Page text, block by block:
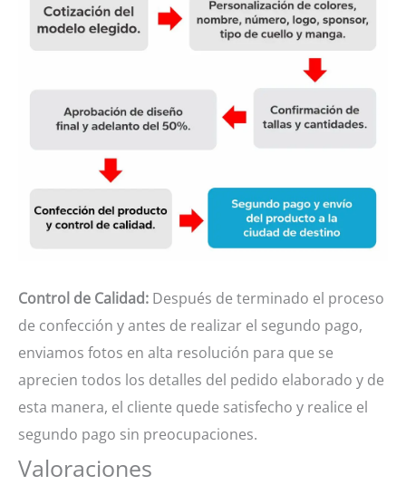
Control de Calidad: Después de terminado el proceso
de confección y antes de realizar el segundo pago,
enviamos fotos en alta resolución para que se
aprecien todos los detalles del pedido elaborado y de
esta manera, el cliente quede satisfecho y realice el
segundo pago sin preocupaciones.
Valoraciones